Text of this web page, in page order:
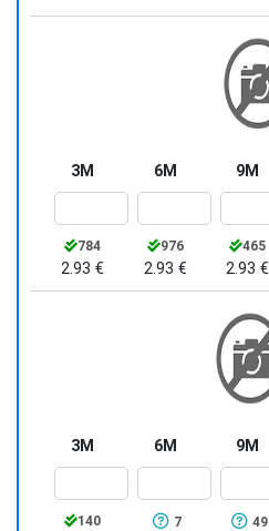
3M
784
2.93 €
6M
976
2.93 €
9M
465
2.93 €
3M
140
6M
7
9M
49